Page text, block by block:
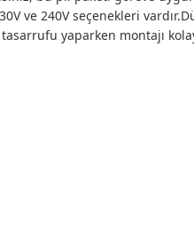
ve 240V seçenekleri
yaparken montajı